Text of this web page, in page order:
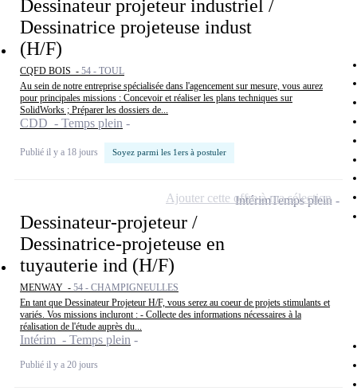
Dessinateur projeteur industriel /
Dessinatrice projeteuse indust
(H/F)
CQFD BOIS - 54 - TOUL
Au sein de notre entreprise spécialisée dans l'agencement sur mesure, vous aurez
pour principales missions : Concevoir et réaliser les plans techniques sur
SolidWorks ; Préparer les dossiers de...
CDD - Temps plein
Publié il y a 18 jours Soyez parmi les 1ers à postuler
Dessinateur-projeteur /
Dessinatrice-projeteuse en
tuyauterie ind (H/F)
MENWAY - 54 - CHAMPIGNEULLES
En tant que Dessinateur Projeteur H/F, vous serez au coeur de projets stimulants et
variés. Vos missions incluront : - Collecte des informations nécessaires à la
réalisation de l'étude auprès du...
Intérim - Temps plein
Publié il y a 20 jours
IntérimTemps plein
Ajouter cette offre à ma sélection